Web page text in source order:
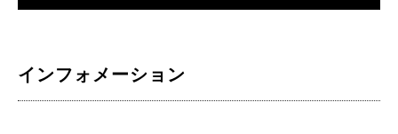
インフォメーション